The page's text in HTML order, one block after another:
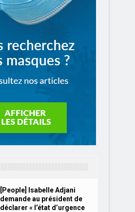
[People] Isabelle Adjani
demande au président de
déclarer « l’état d’urgence